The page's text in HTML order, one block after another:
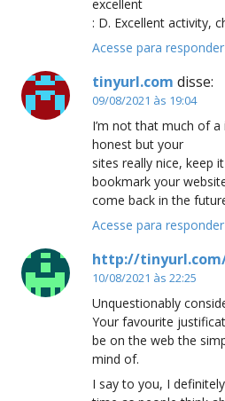
excellent
: D. Excellent activity,
Acesse para responder
tinyurl.com disse:
09/08/2021 às 19:04
I’m not that much of
honest but your
sites really nice, keep
bookmark your
come back in the
Acesse para responder
http://
10/08/2021 às 22:25
Unquestionably
Your favourite
be on the web the
mind of.
I say to you, I